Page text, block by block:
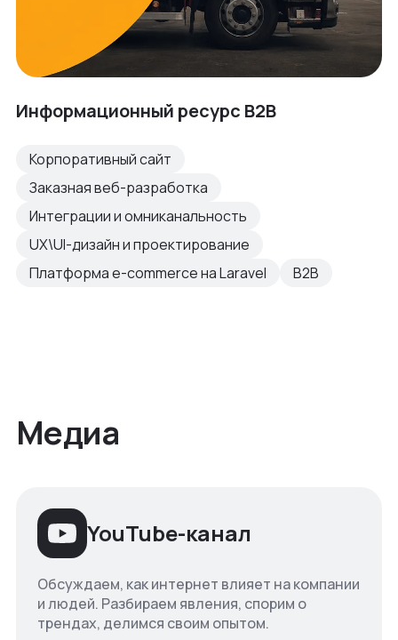
Информационный ресурс B2B
Корпоративный сайт
Заказная веб-разработка
Интеграции и омниканальность
UX\UI-дизайн и проектирование
Платформа e-commerce на Laravel
B2B
Медиа
YouTube-канал
Обсуждаем, как интернет влияет на компании
и людей. Разбираем явления, спорим о
трендах, делимся своим опытом.